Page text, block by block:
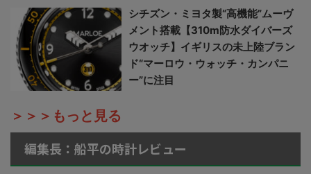
シチズン・ミヨタ製“高機能”ムーヴ
メント搭載【310m防水ダイバーズ
ウオッチ】イギリスの未上陸ブラン
ド“マーロウ・ウォッチ・カンパニ
ー”に注目
＞＞＞もっと見る
編集長：船平の時計レビュー